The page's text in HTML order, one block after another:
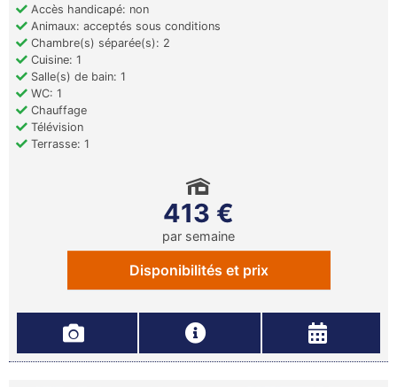
Accès handicapé: non
Animaux: acceptés sous conditions
Chambre(s) séparée(s): 2
Cuisine: 1
Salle(s) de bain: 1
WC: 1
Chauffage
Télévision
Terrasse: 1
413 €
par semaine
Disponibilités et prix